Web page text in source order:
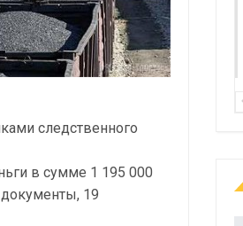
следственного
в сумме 1 195 000
19